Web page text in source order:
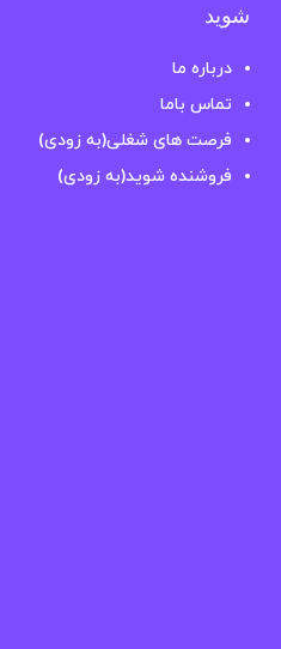
شوید
درباره ما
تماس باما
فرصت های شغلی(به زودی)
فروشنده شوید(به زودی)